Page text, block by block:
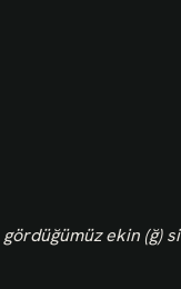
ekin (ğ) si